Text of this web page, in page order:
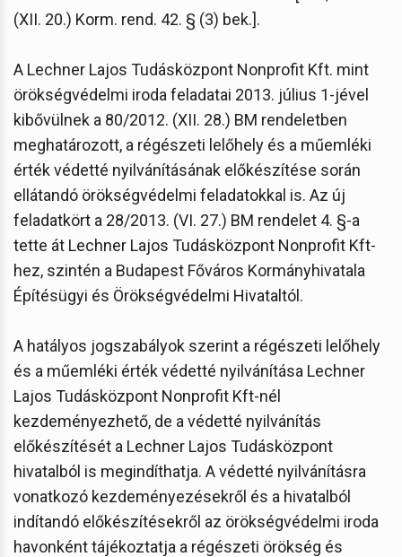
(XII. 20.) Korm. rend. 42. § (3) bek.].
A Lechner Lajos Tudásközpont Nonprofit Kft. mint
örökségvédelmi iroda feladatai 2013. július 1-jével
kibővülnek a 80/2012. (XII. 28.) BM rendeletben
meghatározott, a régészeti lelőhely és a műemléki
érték védetté nyilvánításának előkészítése során
ellátandó örökségvédelmi feladatokkal is. Az új
feladatkört a 28/2013. (VI. 27.) BM rendelet 4. §-a
tette át Lechner Lajos Tudásközpont Nonprofit Kft-
hez, szintén a Budapest Főváros Kormányhivatala
Építésügyi és Örökségvédelmi Hivataltól.
A hatályos jogszabályok szerint a régészeti lelőhely
és a műemléki érték védetté nyilvánítása Lechner
Lajos Tudásközpont Nonprofit Kft-nél
kezdeményezhető, de a védetté nyilvánítás
előkészítését a Lechner Lajos Tudásközpont
hivatalból is megindíthatja. A védetté nyilvánításra
vonatkozó kezdeményezésekről és a hivatalból
indítandó előkészítésekről az örökségvédelmi iroda
havonként tájékoztatja a régészeti örökség és